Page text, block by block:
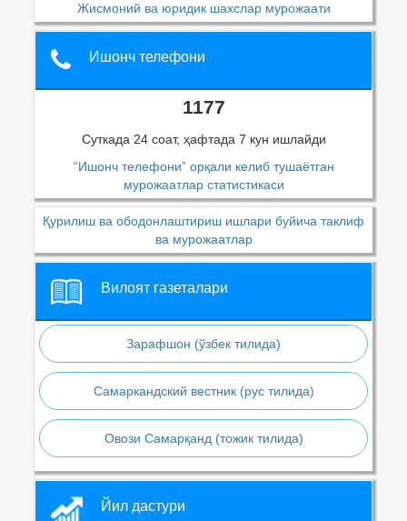
Жисмоний ва юридик шахслар мурожаати
Ишонч телефони
1177
Суткада 24 соат, ҳафтада 7 кун ишлайди
“Ишонч телефони” орқали келиб тушаётган
мурожаатлар статистикаси
Қурилиш ва ободонлаштириш ишлари буйича таклиф
ва мурожаатлар
Вилоят газеталари
Зарафшон (ўзбек тилида)
Самаркандский вестник (рус тилида)
Овози Самарқанд (тожик тилида)
Йил дастури